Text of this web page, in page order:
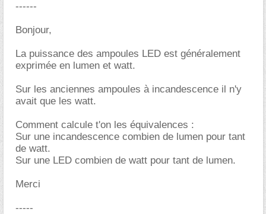
------
Bonjour,
La puissance des ampoules LED est généralement
exprimée en lumen et watt.
Sur les anciennes ampoules à incandescence il n'y
avait que les watt.
Comment calcule t'on les équivalences :
Sur une incandescence combien de lumen pour tant
de watt.
Sur une LED combien de watt pour tant de lumen.
Merci
-----